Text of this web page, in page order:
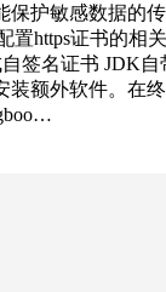
保护敏感数据的
配置https证书的
签名证书 JDK自
装额外软件。在